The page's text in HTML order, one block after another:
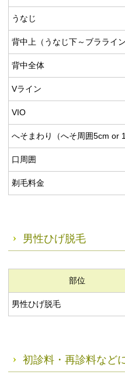
うなじ
背中上（うなじ下～ブラライン
背中全体
Vライン
VIO
へそまわり（へそ周囲5cm or
口周囲
剃毛料金
男性ひげ脱毛
部位
男性ひげ脱毛
初診料・再診料など